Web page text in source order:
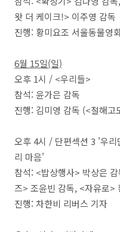
왓 더 케이크!> 이주영 감독
진행: 황미요조 서울동물영
6월 15일(일)
오후 1시 / <우리들>
참석: 윤가은 감독
진행: 김미영 감독 (<절해고
오후 4시 / 단편섹션 3 '우리
리 마음'
참석: <밥상행사> 박상은
즈> 조윤빈 감독, <자유로>
진행: 차한비 리버스 기자